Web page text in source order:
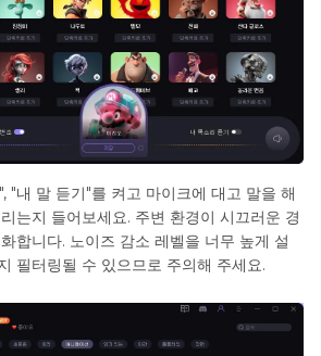
"내 말 듣기"를 켜고 마이크에 대고 말을 해
는지 들어보세요. 주변 환경이 시끄러운 경
합니다. 노이즈 감소 레벨을 너무 높게 설
필터링될 수 있으므로 주의해 주세요.